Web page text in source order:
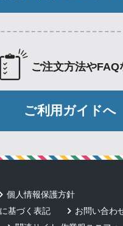
ご注文方法やFAQ
ご利用ガイドへ
個人情報保護方針
基づく表記
お問い合わ